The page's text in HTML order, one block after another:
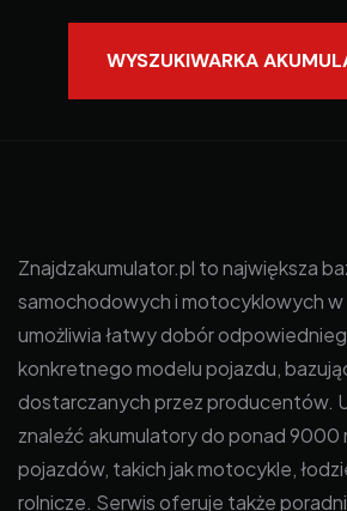
WYSZUKIWARKA
Znajdzakumulator.pl to największa
samochodowych i motocyklowych
umożliwia łatwy dobór
konkretnego modelu pojazdu,
dostarczanych przez producentów.
znaleźć akumulatory do ponad 9000
pojazdów, takich jak motocykle,
rolnicze. Serwis oferuje także